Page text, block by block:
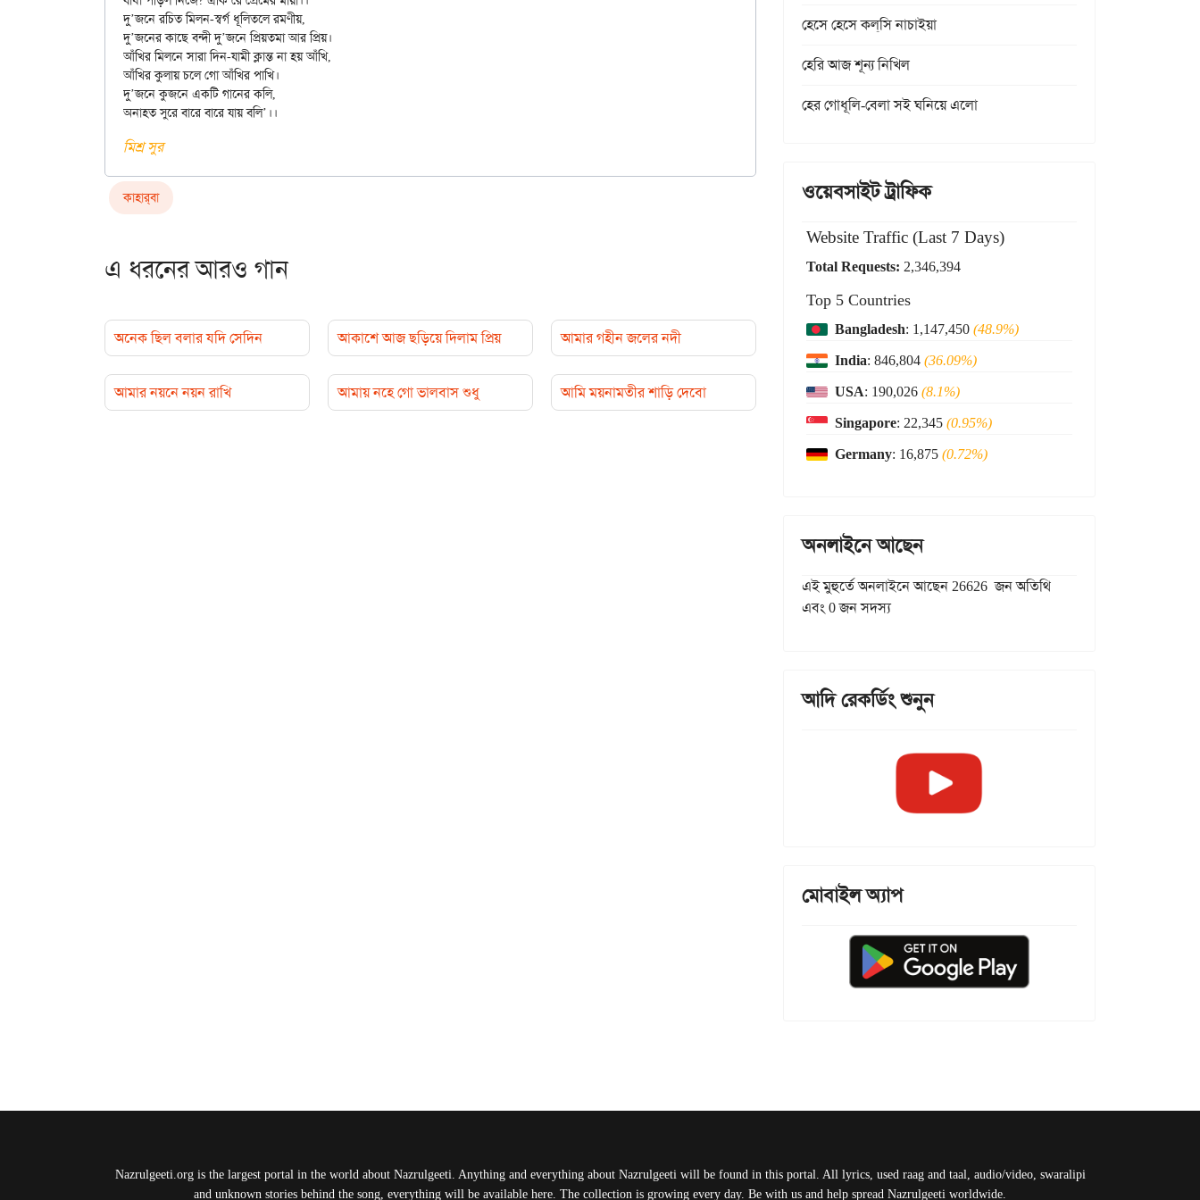
দু’জনে রচিত মিলন-স্বর্গ ধূলিতলে রমণীয়,
দু’জনের কাছে বন্দী দু’জনে প্রিয়তমা আর প্রিয়।
আঁখির মিলনে সারা দিন-যামী ক্লান্ত না হয় আঁখি,
আঁখির কুলায় চলে গো আঁখির পাখি।
দু’জনে কুজনে একটি গানের কলি,
মিশ্র সুর
কাহার্‌বা
এ ধরনের আরও গান
অনেক ছিল বলার যদি সেদিন আকাশে আজ ছড়িয়ে দিলাম প্রিয় আমার গহীন জলের নদী
আমার নয়নে নয়ন রাখি আমায় নহে গো ভালবাস শুধু আমি ময়নামতীর শাড়ি দেবো
হেসে হেসে কল্‌সি নাচাইয়া
হেরি আজ শূন্য নিখিল
হের গোধূলি-বেলা সই ঘনিয়ে এলো
ওয়েবসাইট ট্রাফিক
Website Traffic (Last 7 Days)
Total Requests: 2,346,394
Top 5 Countries
Bangladesh: 1,147,450(48.9%)
India: 846,804(36.09%)
USA: 190,026(8.1%)
Singapore: 22,345(0.95%)
Germany: 16,875(0.72%)
অনলাইনে আছেন
এই মুহুর্তে অনলাইনে আছেন 26626 জন অতিথি
এবং 0 জন সদস্য
আদি রেকর্ডিং শুনুন
মোবাইল অ্যাপ
Nazrulgeeti.org is the largest portal in the world about Nazrulgeeti. Anything and everything about Nazrulgeeti will be found in this portal. All lyrics, used raag and taal, audio/video, swaralipi
and unknown stories behind the song, everything will be available here. The collection is growing every day. Be with us and help spread Nazrulgeeti worldwide.